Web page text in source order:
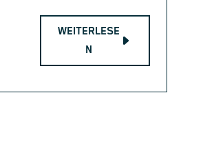
WEITERLESE
N